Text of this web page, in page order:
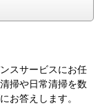
スサービスにお任
掃や日常清掃を数
お答えします。